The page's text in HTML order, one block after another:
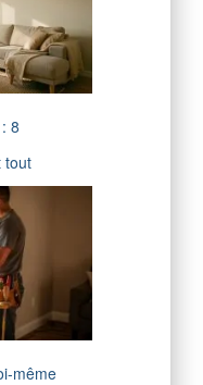
8
tout
même